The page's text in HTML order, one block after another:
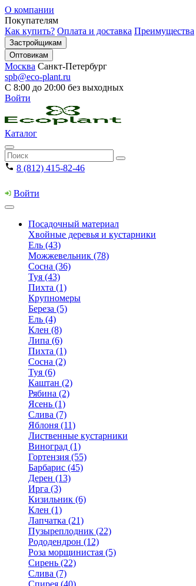
О компании
Покупателям
Как купить? Оплата и доставка Преимущества
Застройщикам
Оптовикам
Москва Санкт-Петербург
spb@eco-plant.ru
С 8:00 до 20:00 без выходных
Войти
Каталог
8 (812) 415-82-46
Войти
Посадочный материал
Хвойные деревья и кустарники
Ель (43)
Можжевельник (78)
Сосна (36)
Туя (43)
Пихта (1)
Крупномеры
Береза (5)
Ель (4)
Клен (8)
Липа (6)
Пихта (1)
Сосна (2)
Туя (6)
Каштан (2)
Рябина (2)
Ясень (1)
Слива (7)
Яблоня (11)
Лиственные кустарники
Виноград (1)
Гортензия (55)
Барбарис (45)
Дерен (13)
Ирга (3)
Кизильник (6)
Клен (1)
Лапчатка (21)
Пузыреплодник (22)
Рододендрон (12)
Роза морщинистая (5)
Сирень (22)
Слива (7)
Спирея (40)